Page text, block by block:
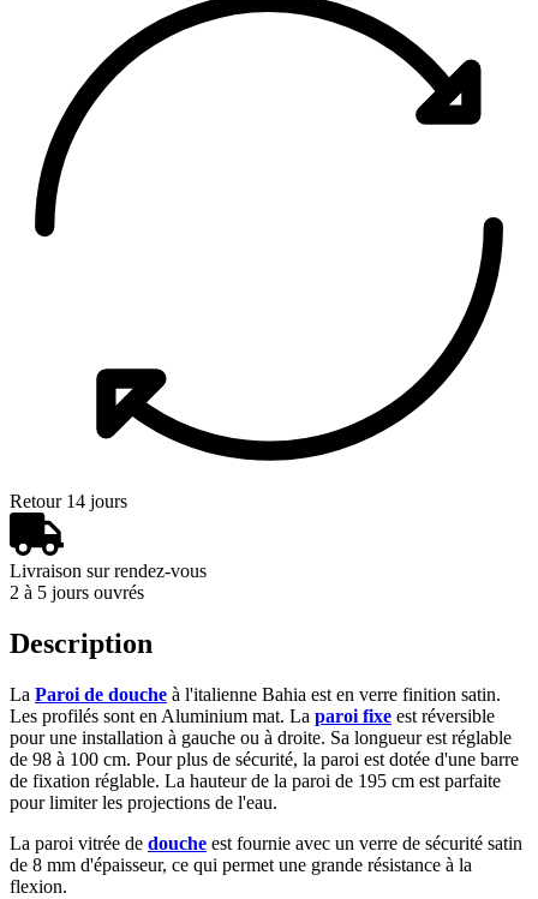
Retour 14 jours
Livraison sur rendez-vous
2 à 5 jours ouvrés
Description
La Paroi de douche à l'italienne Bahia est en verre finition satin.
Les profilés sont en Aluminium mat. La paroi fixe est réversible
pour une installation à gauche ou à droite. Sa longueur est réglable
de 98 à 100 cm. Pour plus de sécurité, la paroi est dotée d'une barre
de fixation réglable. La hauteur de la paroi de 195 cm est parfaite
pour limiter les projections de l'eau.
La paroi vitrée de douche est fournie avec un verre de sécurité satin
de 8 mm d'épaisseur, ce qui permet une grande résistance à la
flexion.